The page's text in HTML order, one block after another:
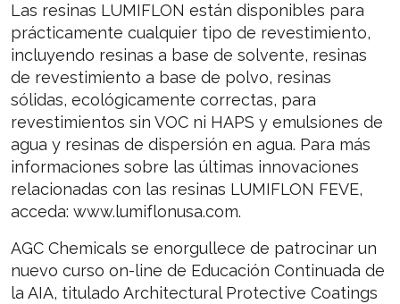
Las resinas LUMIFLON están disponibles para
prácticamente cualquier tipo de revestimiento,
incluyendo resinas a base de solvente, resinas
de revestimiento a base de polvo, resinas
sólidas, ecológicamente correctas, para
revestimientos sin VOC ni HAPS y emulsiones de
agua y resinas de dispersión en agua. Para más
informaciones sobre las últimas innovaciones
relacionadas con las resinas LUMIFLON FEVE,
acceda: www.lumiflonusa.com.
AGC Chemicals se enorgullece de patrocinar un
nuevo curso on-line de Educación Continuada de
la AIA, titulado Architectural Protective Coatings